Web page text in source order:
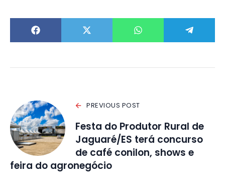
PREVIOUS POST
Festa do Produtor Rural de
Jaguaré/ES terá concurso
de café conilon, shows e
feira do agronegócio